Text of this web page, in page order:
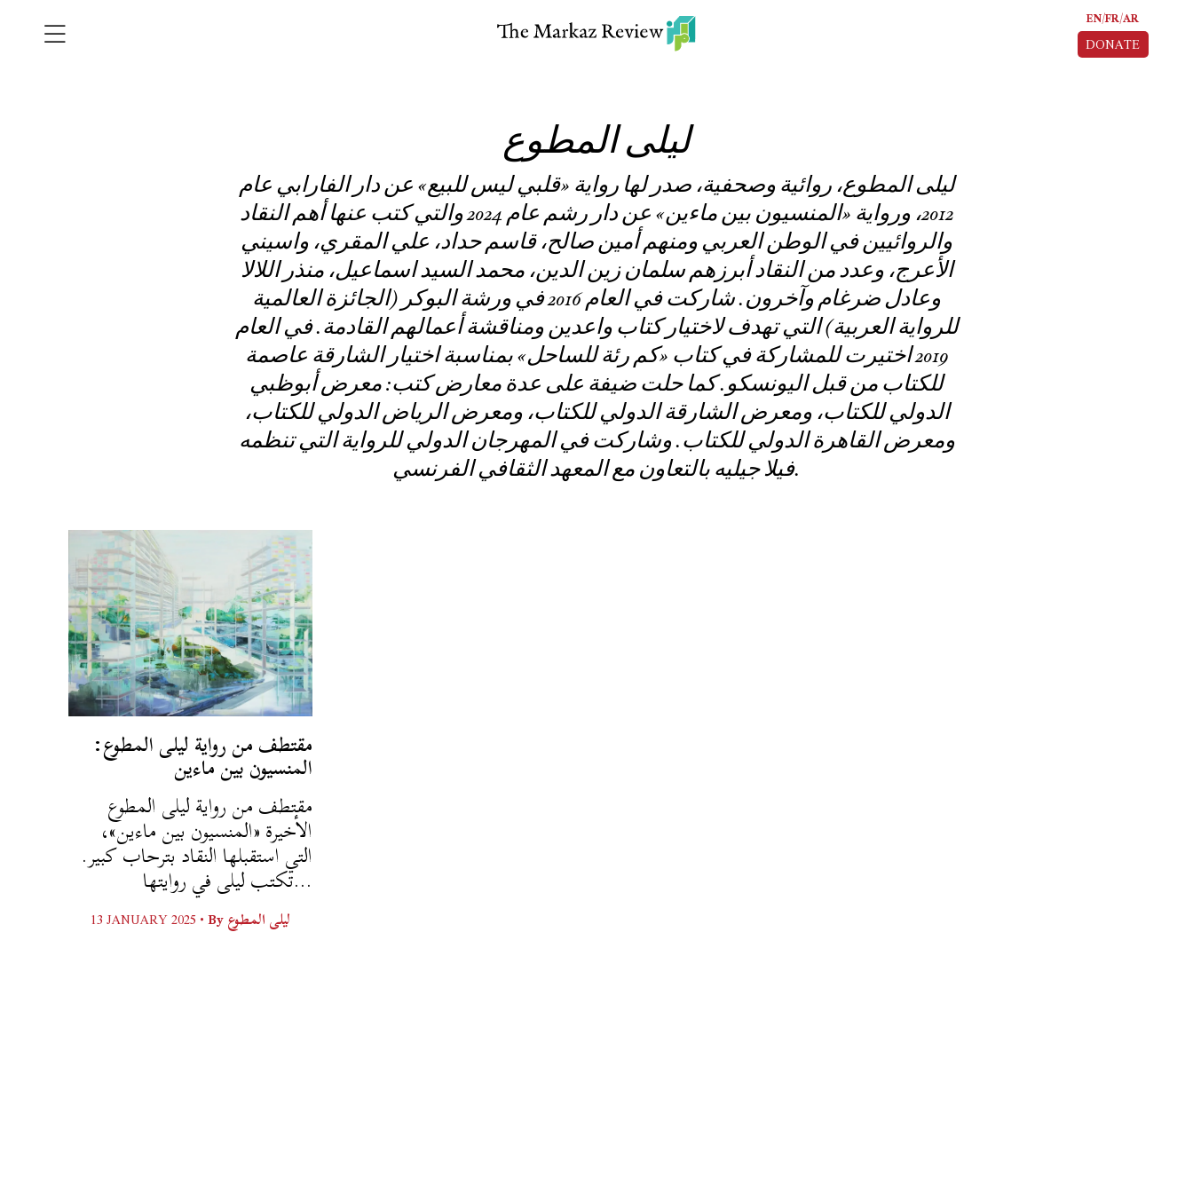
ENFRAR
DONATE
ليلى المطوع
ليلى المطوع، روائية وصحفية، صدر لها رواية «قلبي ليس للبيع» عن دار الفارابي عام
2012، ورواية «المنسيون بين ماءين» عن دار رشم عام 2024 والتي كتب عنها أهم النقاد
والروائيين في الوطن العربي ومنهم أمين صالح، قاسم حداد، علي المقري، واسيني
الأعرج، وعدد من النقاد أبرزهم سلمان زين الدين، محمد السيد اسماعيل، منذر اللالا
وعادل ضرغام وآخرون. شاركت في العام 2016 في ورشة البوكر (الجائزة العالمية
للرواية العربية) التي تهدف لاختيار كتاب واعدين ومناقشة أعمالهم القادمة. في العام
2019 اختيرت للمشاركة في كتاب «كم رئة للساحل» بمناسبة اختيار الشارقة عاصمة
للكتاب من قبل اليونسكو. كما حلت ضيفة على عدة معارض كتب: معرض أبوظبي
الدولي للكتاب، ومعرض الشارقة الدولي للكتاب، ومعرض الرياض الدولي للكتاب،
ومعرض القاهرة الدولي للكتاب. وشاركت في المهرجان الدولي للرواية التي تنظمه
فيلا جيليه بالتعاون مع المعهد الثقافي الفرنسي.
مقتطف من رواية ليلى المطوع:
المنسيون بين ماءين
مقتطف من رواية ليلى المطوع
الأخيرة «المنسيون بين ماءين»،
التي استقبلها النقاد بترحاب كبير.
تكتب ليلى في روايتها...
13 JANUARY 2025 •Byليلى المطوع